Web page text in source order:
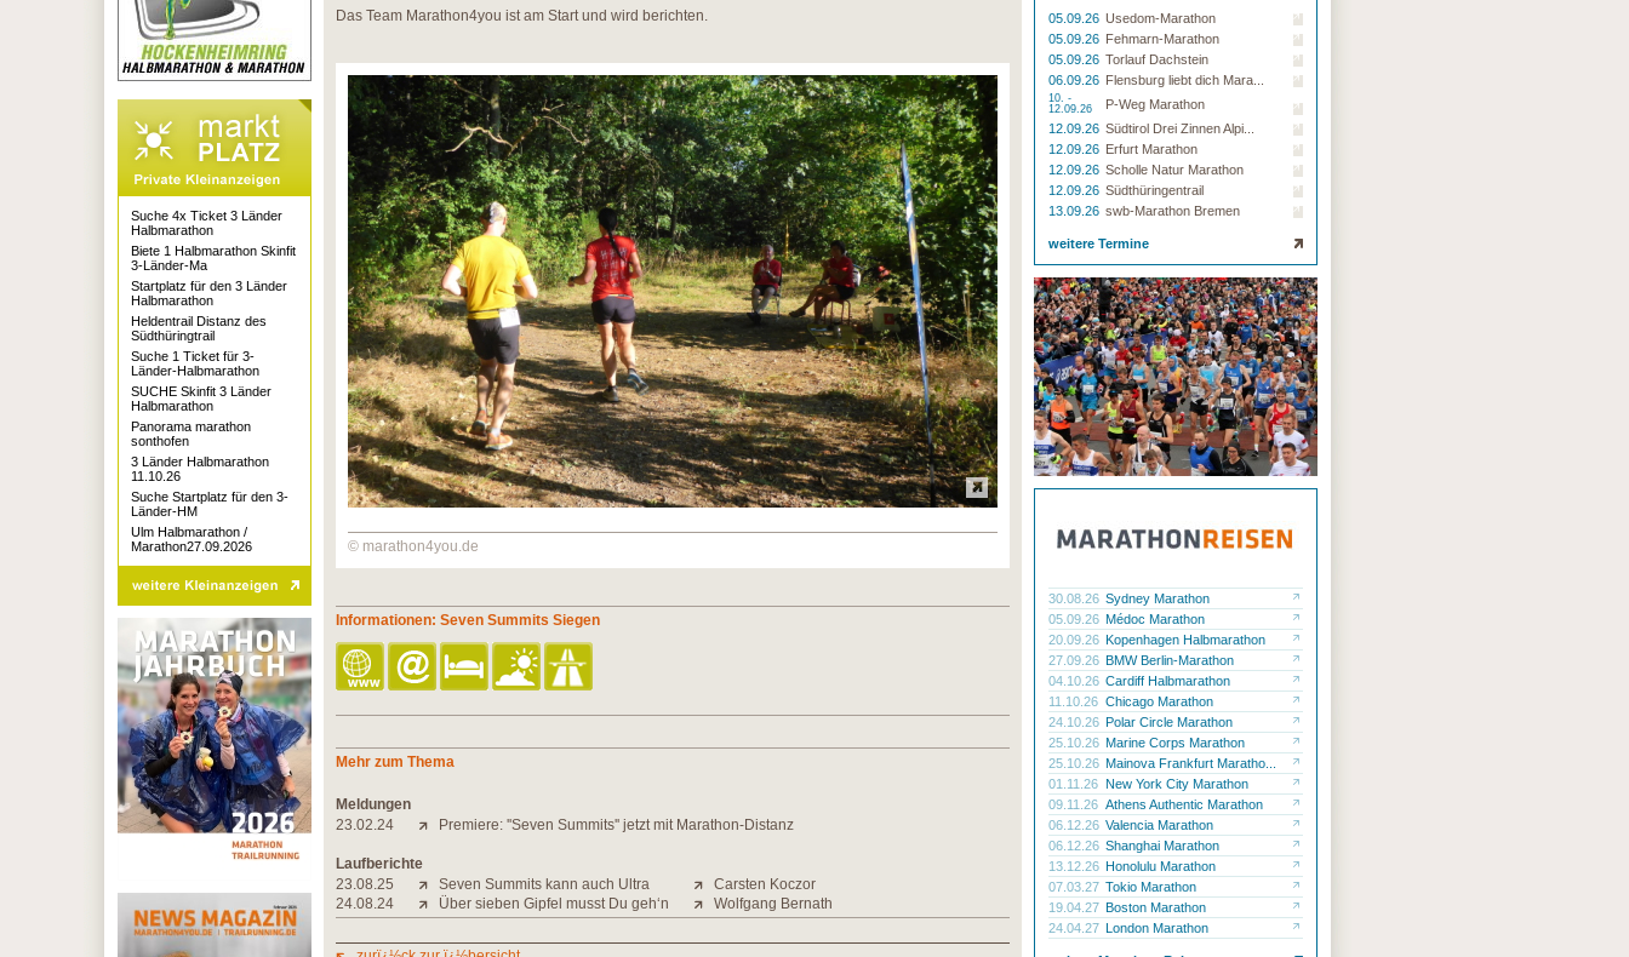
Das Team Marathon4you ist am Start und wird berichten.
© marathon4you.de
Informationen: Seven Summits Siegen
Mehr zum Thema
Meldungen
23.02.24
Premiere: ''Seven Summits'' jetzt mit Marathon-Distanz
Laufberichte
23.08.25
Seven Summits kann auch Ultra
Carsten Koczor
24.08.24
Über sieben Gipfel musst Du geh‘n Wolfgang Bernath
05.09.26 Usedom-Marathon
05.09.26 Fehmarn-Marathon
05.09.26 Torlauf Dachstein
06.09.26 Flensburg liebt dich Mara...
10. -
12.09.26
P-Weg Marathon
12.09.26 Südtirol Drei Zinnen Alpi...
12.09.26 Erfurt Marathon
12.09.26 Scholle Natur Marathon
12.09.26 Südthüringentrail
13.09.26 swb-Marathon Bremen
weitere Termine
30.08.26 Sydney Marathon
05.09.26 Médoc Marathon
20.09.26 Kopenhagen Halbmarathon
27.09.26 BMW Berlin-Marathon
04.10.26 Cardiff Halbmarathon
11.10.26 Chicago Marathon
24.10.26 Polar Circle Marathon
25.10.26 Marine Corps Marathon
25.10.26 Mainova Frankfurt Maratho...
01.11.26 New York City Marathon
09.11.26 Athens Authentic Marathon
06.12.26 Valencia Marathon
06.12.26 Shanghai Marathon
13.12.26 Honolulu Marathon
07.03.27 Tokio Marathon
19.04.27 Boston Marathon
24.04.27 London Marathon
Suche 4x Ticket 3 Länder
Halbmarathon
Biete 1 Halbmarathon Skinfit
3-Länder-Ma
Startplatz für den 3 Länder
Halbmarathon
Heldentrail Distanz des
Südthüringtrail
Suche 1 Ticket für 3-
Länder-Halbmarathon
SUCHE Skinfit 3 Länder
Halbmarathon
Panorama marathon
sonthofen
3 Länder Halbmarathon
11.10.26
Suche Startplatz für den 3-
Länder-HM
Ulm Halbmarathon /
Marathon27.09.2026